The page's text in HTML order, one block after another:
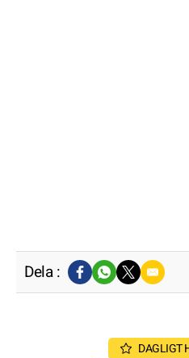
Dela :
DAGLIGT